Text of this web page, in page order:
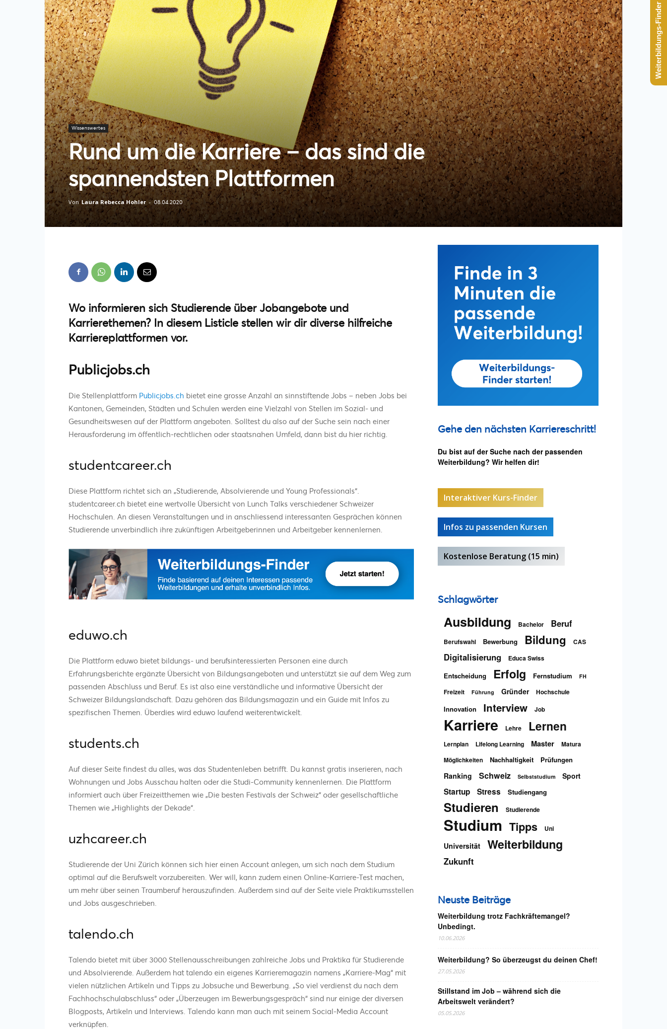
Wissenswertes
Rund um die Karriere – das sind die
spannendsten Plattformen
Von Laura Rebecca Hohler - 08.04.2020
Wo informieren sich Studierende über Jobangebote und
Karrierethemen? In diesem Listicle stellen wir dir diverse hilfreiche
Karriereplattformen vor.
Publicjobs.ch
Die Stellenplattform Publicjobs.ch bietet eine grosse Anzahl an sinnstiftende Jobs – neben Jobs bei
Kantonen, Gemeinden, Städten und Schulen werden eine Vielzahl von Stellen im Sozial- und
Gesundheitswesen auf der Plattform angeboten. Solltest du also auf der Suche sein nach einer
Herausforderung im öffentlich-rechtlichen oder staatsnahen Umfeld, dann bist du hier richtig.
studentcareer.ch
Diese Plattform richtet sich an „Studierende, Absolvierende und Young Professionals“.
studentcareer.ch bietet eine wertvolle Übersicht von Lunch Talks verschiedener Schweizer
Hochschulen. An diesen Veranstaltungen und in anschliessend interessanten Gesprächen können
Studierende unverbindlich ihre zukünftigen Arbeitgeberinnen und Arbeitgeber kennenlernen.
eduwo.ch
Die Plattform eduwo bietet bildungs- und berufsinteressierten Personen eine durch
Erfahrungsberichte ergänzte Übersicht von Bildungsangeboten und unterstützt sie auf dem Weg zum
passenden Abschluss und Beruf. Es ist also eine verständliche und informative Übersicht der
Schweizer Bildungslandschaft. Dazu gehören das Bildungsmagazin und ein Guide mit Infos zu
spezifischen Themen. Überdies wird eduwo laufend weiterentwickelt.
students.ch
Auf dieser Seite findest du alles, was das Studentenleben betrifft. Du kannst gratis inserieren, nach
Wohnungen und Jobs Ausschau halten oder die Studi-Community kennenlernen. Die Plattform
informiert auch über Freizeitthemen wie „Die besten Festivals der Schweiz“ oder gesellschaftliche
Themen wie „Highlights der Dekade“.
uzhcareer.ch
Studierende der Uni Zürich können sich hier einen Account anlegen, um sich nach dem Studium
optimal auf die Berufswelt vorzubereiten. Wer will, kann zudem einen Online-Karriere-Test machen,
um mehr über seinen Traumberuf herauszufinden. Außerdem sind auf der Seite viele Praktikumsstellen
und Jobs ausgeschrieben.
talendo.ch
Talendo bietet mit über 3000 Stellenausschreibungen zahlreiche Jobs und Praktika für Studierende
und Absolvierende. Außerdem hat talendo ein eigenes Karrieremagazin namens „Karriere-Mag“ mit
vielen nützlichen Artikeln und Tipps zu Jobsuche und Bewerbung. „So viel verdienst du nach dem
Fachhochschulabschluss“ oder „Überzeugen im Bewerbungsgespräch“ sind nur einige der diversen
Blogposts, Artikeln und Interviews. Talendo kann man auch mit seinem Social-Media Account
verknüpfen.
Gehe den nächsten Karriereschritt!
Du bist auf der Suche nach der passenden
Weiterbildung? Wir helfen dir!
Interaktiver Kurs-Finder
Infos zu passenden Kursen
Kostenlose Beratung (15 min)
Schlagwörter
Ausbildung Bachelor Beruf
Berufswahl Bewerbung Bildung CAS
Digitalisierung Educa Swiss
Entscheidung Erfolg Fernstudium FH
Freizeit Führung Gründer Hochschule
Innovation Interview Job
Karriere Lehre Lernen
Lernplan Lifelong Learning Master
Matura
Möglichkeiten
Nachhaltigkeit Prüfungen
Ranking Schweiz Selbststudium Sport
Startup Stress Studiengang
Studieren Studierende
Studium Tipps Uni
Universität Weiterbildung
Zukunft
Neuste Beiträge
Weiterbildung trotz Fachkräftemangel?
Unbedingt.
10.06.2026
Weiterbildung? So überzeugst du deinen Chef!
27.05.2026
Stillstand im Job – während sich die
Arbeitswelt verändert?
05.05.2026
Weiterbildungs-Finder starten